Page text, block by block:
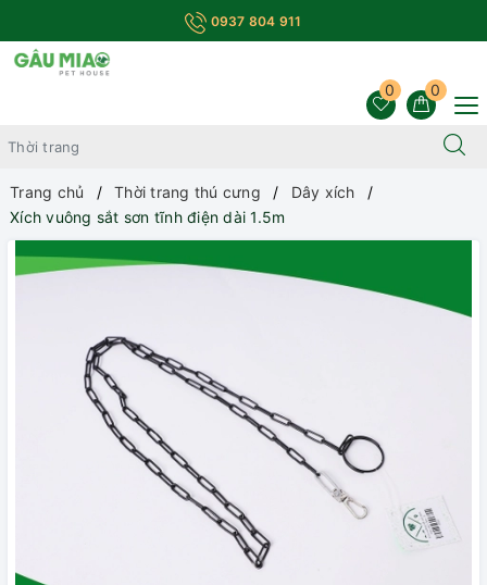
0937 804 911
0
0
Trang chủ Thời trang thú cưng
Dây xích
Xích vuông sắt sơn tĩnh điện dài 1.5m